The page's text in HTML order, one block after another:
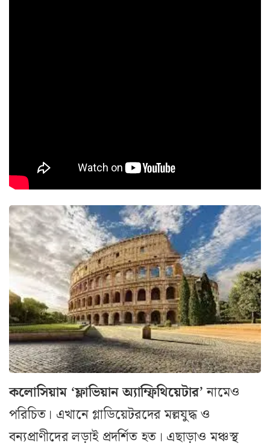
কলোসিয়াম ‘ফ্লাভিয়ান অ্যাম্ফিথিয়েটার’নামেও
পরিচিত। এখানে গ্লাডিয়েটরদের মল্লযুদ্ধ ও
বন্যপ্রাণীদের লড়াই প্রদর্শিত হত। এছাড়াও মঞ্চস্থ